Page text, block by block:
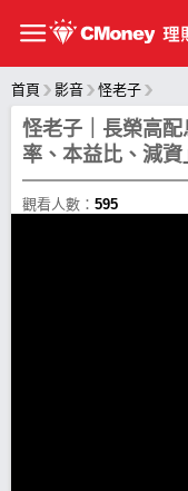
首頁 影音 怪老子
怪老子｜長榮高
率、本益比、減資
觀看人數： 595